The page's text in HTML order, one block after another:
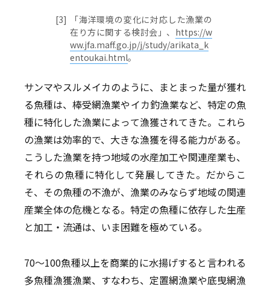
[3]
「海洋環境の変化に対応した漁業の
在り方に関する検討会」、 https://w
ww.jfa.maff.go.jp/j/study/arikata_k
entoukai.html。
サンマやスルメイカのように、まとまった量が獲れ
る魚種は、棒受網漁業やイカ釣漁業など、特定の魚
種に特化した漁業によって漁獲されてきた。これら
の漁業は効率的で、大きな漁獲を得る能力がある。
こうした漁業を持つ地域の水産加工や関連産業も、
それらの魚種に特化して発展してきた。だからこ
そ、その魚種の不漁が、漁業のみならず地域の関連
産業全体の危機となる。特定の魚種に依存した生産
と加工・流通は、いま困難を極めている。
70〜100魚種以上を商業的に水揚げすると言われる
多魚種漁獲漁業、すなわち、定置網漁業や底曳網漁